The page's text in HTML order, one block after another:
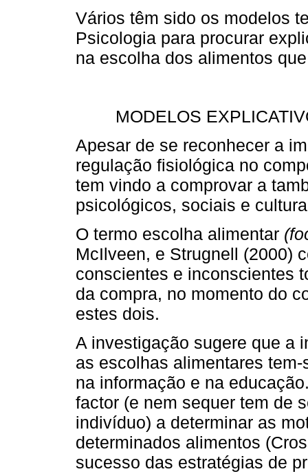
Vários têm sido os modelos
Psicologia para procurar
na escolha dos alimentos
MODELOS
Apesar de se reconhecer a
regulação fisiológica no
tem vindo a comprovar a
psicológicos, sociais e
O termo escolha alimentar
McIlveen, e Strugnell (2000)
conscientes e inconscientes
da compra, no momento do
estes dois.
A investigação sugere que a
as escolhas alimentares
na informação e na
factor (e nem sequer tem de
indivíduo) a determinar as
determinados alimentos
sucesso das estratégias de